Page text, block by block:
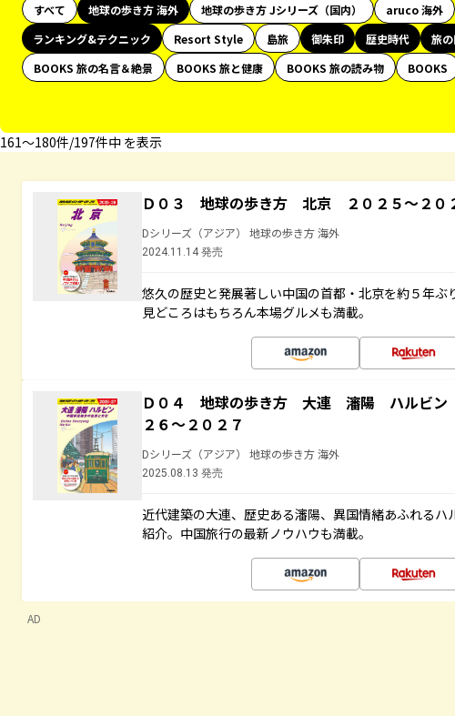
すべて 地球の歩き方 海外 地球の歩き方 Jシリーズ（国内） aruco 海外
ランキング&テクニック
Resort Style 島旅 御朱印 歴史時代 旅
BOOKS 旅の名言＆絶景
BOOKS 旅と健康 BOOKS 旅の読み物 BOOKS
161〜180件/197件中 を表示
Ｄ０３ 地球の歩き方 北京 ２０２５～２０
Dシリーズ（アジア） 地球の歩き方 海外
2024.11.14 発売
悠久の歴史と発展著しい中国の首都・北京を約５年ぶ
見どころはもちろん本場グルメも満載。
Ｄ０４ 地球の歩き方 大連 瀋陽 ハルビン
２６～２０２７
Dシリーズ（アジア） 地球の歩き方 海外
2025.08.13 発売
近代建築の大連、歴史ある瀋陽、異国情緒あふれる
紹介。中国旅行の最新ノウハウも満載。
AD